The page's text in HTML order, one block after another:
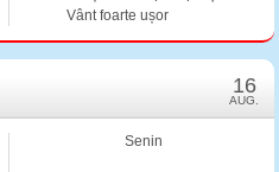
Vânt foarte ușor
16
AUG.
Senin